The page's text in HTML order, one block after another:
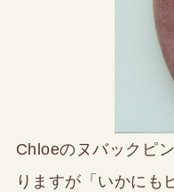
Chloeのヌバックピ
りますが「いかにも